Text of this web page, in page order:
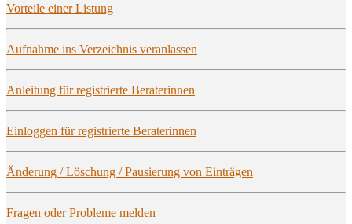
Vor­tei­le einer Listung
Auf­nah­me ins Ver­zeich­nis veranlassen
Anlei­tung für regis­trier­te Beraterinnen
Ein­log­gen für regis­trier­te Beraterinnen
Ände­rung / Löschung / Pau­sie­rung von Einträgen
Fra­gen oder Pro­ble­me melden